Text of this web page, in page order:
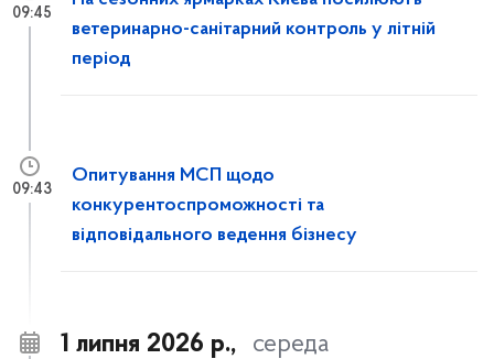
ветеринарно-санітарний контроль у літній
період
09:45
Опитування МСП щодо
конкурентоспроможності та
відповідального ведення бізнесу
09:43
1 липня 2026 р., середа